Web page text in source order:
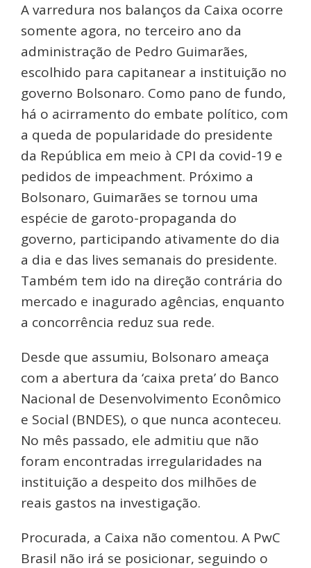
A varredura nos balanços da Caixa ocorre
somente agora, no terceiro ano da
administração de Pedro Guimarães,
escolhido para capitanear a instituição no
governo Bolsonaro. Como pano de fundo,
há o acirramento do embate político, com
a queda de popularidade do presidente
da República em meio à CPI da covid-19 e
pedidos de impeachment. Próximo a
Bolsonaro, Guimarães se tornou uma
espécie de garoto-propaganda do
governo, participando ativamente do dia
a dia e das lives semanais do presidente.
Também tem ido na direção contrária do
mercado e inagurado agências, enquanto
a concorrência reduz sua rede.
Desde que assumiu, Bolsonaro ameaça
com a abertura da ‘caixa preta’ do Banco
Nacional de Desenvolvimento Econômico
e Social (BNDES), o que nunca aconteceu.
No mês passado, ele admitiu que não
foram encontradas irregularidades na
instituição a despeito dos milhões de
reais gastos na investigação.
Procurada, a Caixa não comentou. A PwC
Brasil não irá se posicionar, seguindo o